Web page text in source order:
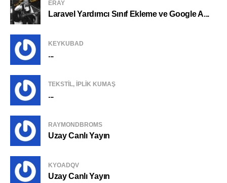
ERAY
Laravel Yardımcı Sınıf Ekleme ve Google A...
KEYKUBAD
...
TEKSTIL, IPLIK KUMAŞ
...
RAYMONDBROMS
Uzay Canlı Yayın
KYOADQV
Uzay Canlı Yayın